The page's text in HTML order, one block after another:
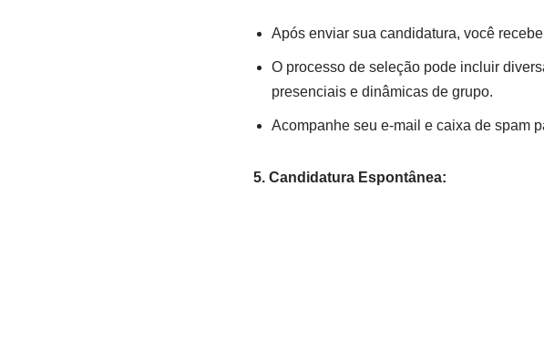
Após enviar sua candidatura, você
O processo de seleção pode incluir
presenciais e dinâmicas de grupo.
Acompanhe seu e-mail e caixa de spam
5. Candidatura Espontânea: